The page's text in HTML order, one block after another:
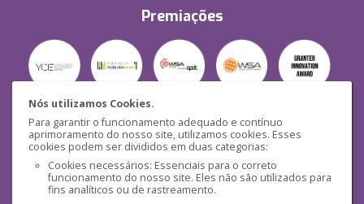
Nós utilizamos Cookies.
Para garantir o funcionamento adequado e contínuo
aprimoramento do nosso site, utilizamos cookies. Esses
cookies podem ser divididos em duas categorias:
Cookies necessários: Essenciais para o correto
funcionamento do nosso site. Eles não são utilizados para
fins analíticos ou de rastreamento.
Premiações
Segurança